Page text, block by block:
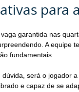
para
garantida nas
A equipe
fundamentais.
dúvida, será o jogador
e capaz de se